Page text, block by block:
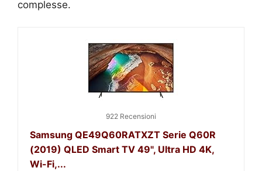
complesse.
922 Recensioni
Samsung QE49Q60RATXZT Serie Q60R
(2019) QLED Smart TV 49", Ultra HD 4K,
Wi-Fi,...